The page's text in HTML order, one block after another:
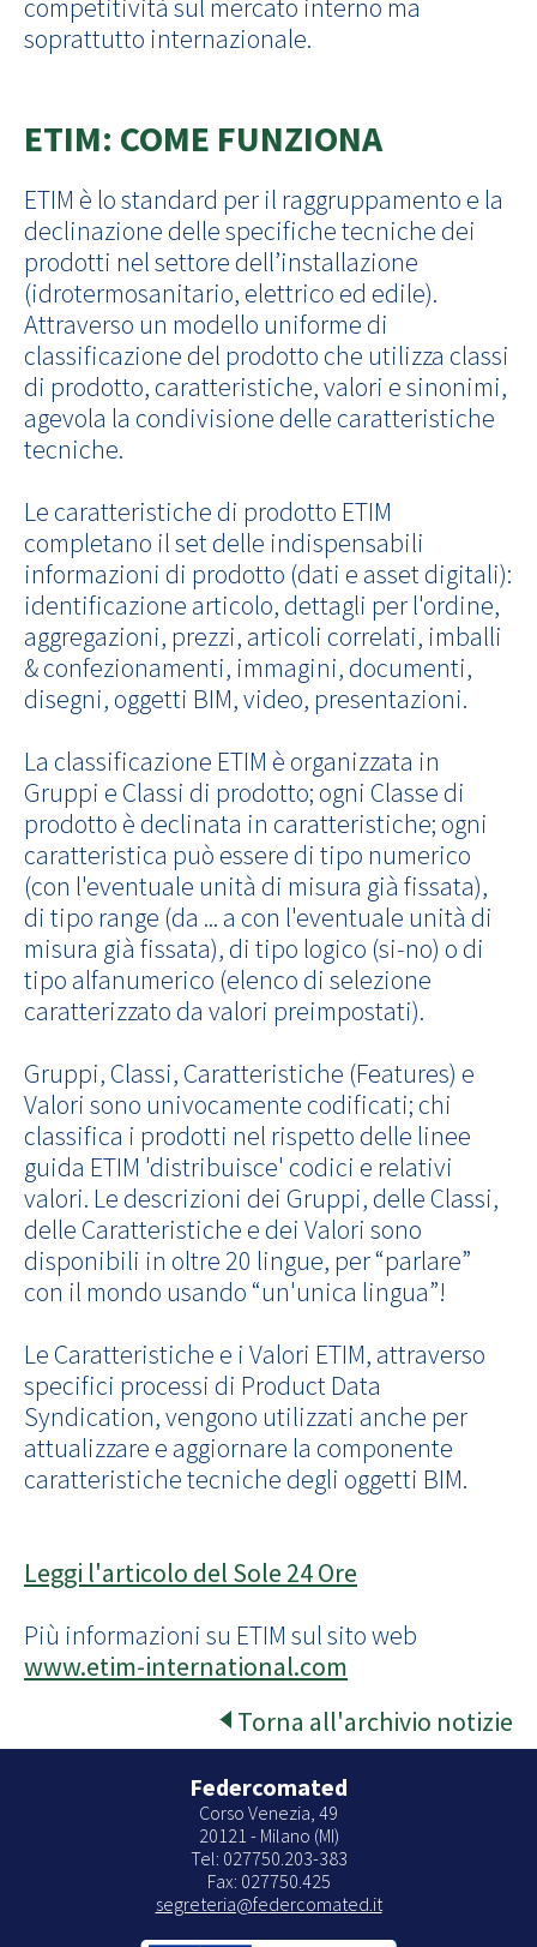
competitività sul mercato interno ma
soprattutto internazionale.
ETIM: COME FUNZIONA
ETIM è lo standard per il raggruppamento e la
declinazione delle specifiche tecniche dei
prodotti nel settore dell’installazione
(idrotermosanitario, elettrico ed edile).
Attraverso un modello uniforme di
classificazione del prodotto che utilizza classi
di prodotto, caratteristiche, valori e sinonimi,
agevola la condivisione delle caratteristiche
tecniche.
Le caratteristiche di prodotto ETIM
completano il set delle indispensabili
informazioni di prodotto (dati e asset digitali):
identificazione articolo, dettagli per l'ordine,
aggregazioni, prezzi, articoli correlati, imballi
& confezionamenti, immagini, documenti,
disegni, oggetti BIM, video, presentazioni.
La classificazione ETIM è organizzata in
Gruppi e Classi di prodotto; ogni Classe di
prodotto è declinata in caratteristiche; ogni
caratteristica può essere di tipo numerico
(con l'eventuale unità di misura già fissata),
di tipo range (da ... a con l'eventuale unità di
misura già fissata), di tipo logico (si-no) o di
tipo alfanumerico (elenco di selezione
caratterizzato da valori preimpostati).
Gruppi, Classi, Caratteristiche (Features) e
Valori sono univocamente codificati; chi
classifica i prodotti nel rispetto delle linee
guida ETIM 'distribuisce' codici e relativi
valori. Le descrizioni dei Gruppi, delle Classi,
delle Caratteristiche e dei Valori sono
disponibili in oltre 20 lingue, per “parlare”
con il mondo usando “un'unica lingua”!
Le Caratteristiche e i Valori ETIM, attraverso
specifici processi di Product Data
Syndication, vengono utilizzati anche per
attualizzare e aggiornare la componente
caratteristiche tecniche degli oggetti BIM.
Leggi l'articolo del Sole 24 Ore
Più informazioni su ETIM sul sito web
www.etim-international.com
Torna all'archivio notizie
Federcomated
Corso Venezia, 49
20121 - Milano (MI)
Tel: 027750.203-383
Fax: 027750.425
segreteria@federcomated.it